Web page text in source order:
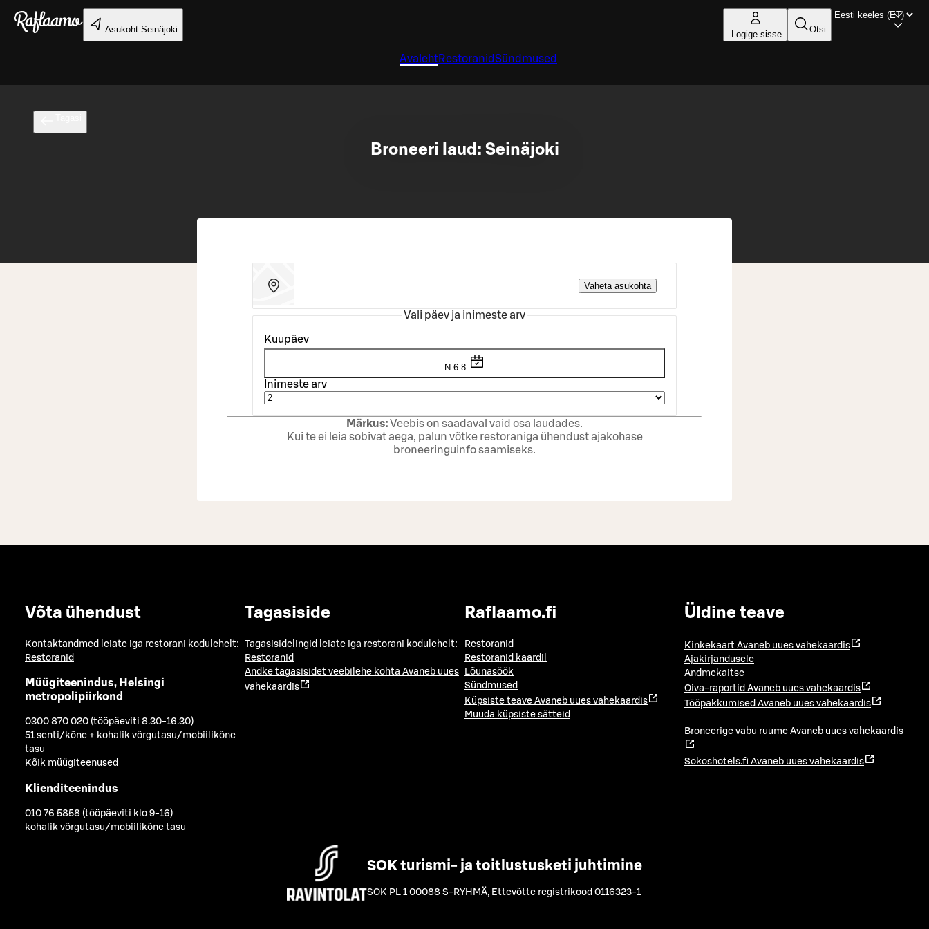
Liigu peamise sisu juurde
Asukoht Seinäjoki Logige sisse Otsi
AvalehtRestoranidSündmused
Broneeri laud: Seinäjoki
Vaheta asukohta
Vali päev ja inimeste arv
Kuupäev
N 6.8.
Inimeste arv
Märkus:Veebis on saadaval vaid osa laudades.
Kui te ei leia sobivat aega, palun võtke restoraniga ühendust ajakohase
broneeringuinfo saamiseks.
Võta ühendust
Kontaktandmed leiate iga restorani kodulehelt:
Restoranid
Müügiteenindus, Helsingi
metropolipiirkond
0300 870 020 (tööpäeviti 8.30-16.30)
51 senti/kõne + kohalik võrgutasu/mobiilikõne
tasu
Kõik müügiteenused
Klienditeenindus
010 76 5858 (tööpäeviti klo 9-16)
kohalik võrgutasu/mobiilikõne tasu
Tagasiside
Tagasisidelingid leiate iga restorani kodulehelt:
Restoranid
Andke tagasisidet veebilehe kohta Avaneb uues
vahekaardis
Raflaamo.fi
Restoranid
Restoranid kaardil
Lõunasöök
Sündmused
Küpsiste teave Avaneb uues vahekaardis
Muuda küpsiste sätteid
Üldine teave
Kinkekaart Avaneb uues vahekaardis
Ajakirjandusele
Andmekaitse
Oiva-raportid Avaneb uues vahekaardis
Tööpakkumised Avaneb uues vahekaardis
Broneerige vabu ruume Avaneb uues vahekaardis
Sokoshotels.fi Avaneb uues vahekaardis
SOK turismi- ja toitlustusketi juhtimine
SOK PL 1 00088 S-RYHMÄ, Ettevõtte registrikood 0116323-1